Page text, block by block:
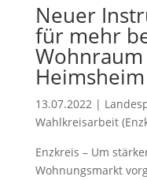
Neuer
für mehr
13.07.2022|
Wahlkreisarbeit
Enzkreis – Um
Wohnungsmarkt